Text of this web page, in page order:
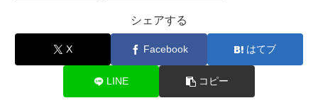
シェアする
X Facebook はてブ
LINE コピー